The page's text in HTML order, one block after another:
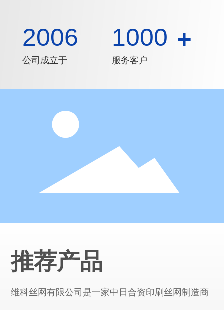
2006
公司成立于
1000 +
服务客户
推荐产品
维科丝网有限公司是一家中日合资印刷丝网制造商